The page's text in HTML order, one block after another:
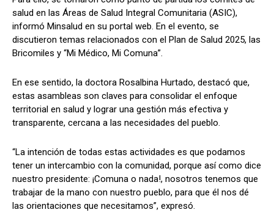
salud en las Áreas de Salud Integral Comunitaria (ASIC),
informó Minsalud en su portal web. En el evento, se
discutieron temas relacionados con el Plan de Salud 2025, las
Bricomiles y “Mi Médico, Mi Comuna”.
En ese sentido, la doctora Rosalbina Hurtado, destacó que,
estas asambleas son claves para consolidar el enfoque
territorial en salud y lograr una gestión más efectiva y
transparente, cercana a las necesidades del pueblo.
“La intención de todas estas actividades es que podamos
tener un intercambio con la comunidad, porque así como dice
nuestro presidente: ¡Comuna o nada!, nosotros tenemos que
trabajar de la mano con nuestro pueblo, para que él nos dé
las orientaciones que necesitamos”, expresó.